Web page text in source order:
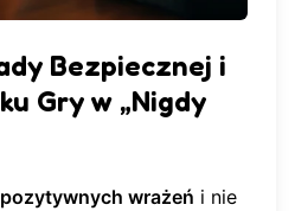
Bezpiecznej i
Gry w „Nigdy
pozytywnych wrażeń i nie